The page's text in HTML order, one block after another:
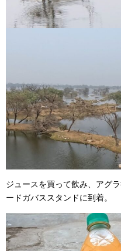
ジュースを買って飲み、アグ
ードガバススタンドに到着。